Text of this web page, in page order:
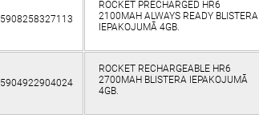
5908258327113
ROCKET PRECHARGED HR6
2100MAH ALWAYS READY BLISTERA
IEPAKOJUMĀ 4GB.
5904922904024
ROCKET RECHARGEABLE HR6
2700MAH BLISTERA IEPAKOJUMĀ
4GB.